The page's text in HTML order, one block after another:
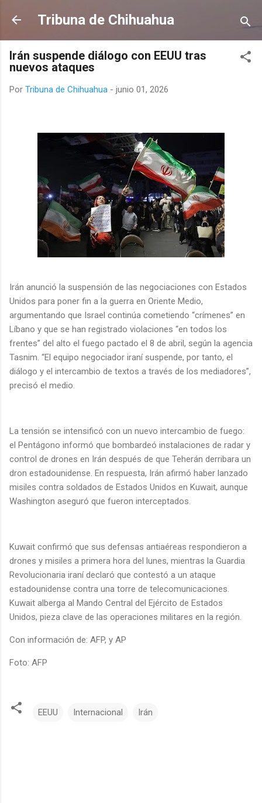
Ir al contenido principal
Tribuna de Chihuahua
Irán suspende diálogo con EEUU tras
nuevos ataques
Por Tribuna de Chihuahua - junio 01, 2026
Irán anunció la suspensión de las negociaciones con Estados
Unidos para poner fin a la guerra en Oriente Medio,
argumentando que Israel continúa cometiendo “crímenes” en
Líbano y que se han registrado violaciones “en todos los
frentes” del alto el fuego pactado el 8 de abril, según la agencia
Tasnim. “El equipo negociador iraní suspende, por tanto, el
diálogo y el intercambio de textos a través de los mediadores”,
precisó el medio.
La tensión se intensificó con un nuevo intercambio de fuego:
el Pentágono informó que bombardeó instalaciones de radar y
control de drones en Irán después de que Teherán derribara un
dron estadounidense. En respuesta, Irán afirmó haber lanzado
misiles contra soldados de Estados Unidos en Kuwait, aunque
Washington aseguró que fueron interceptados.
Kuwait confirmó que sus defensas antiaéreas respondieron a
drones y misiles a primera hora del lunes, mientras la Guardia
Revolucionaria iraní declaró que contestó a un ataque
estadounidense contra una torre de telecomunicaciones.
Kuwait alberga al Mando Central del Ejército de Estados
Unidos, pieza clave de las operaciones militares en la región.
Con información de: AFP, y AP
Foto: AFP
EEUU Internacional Irán